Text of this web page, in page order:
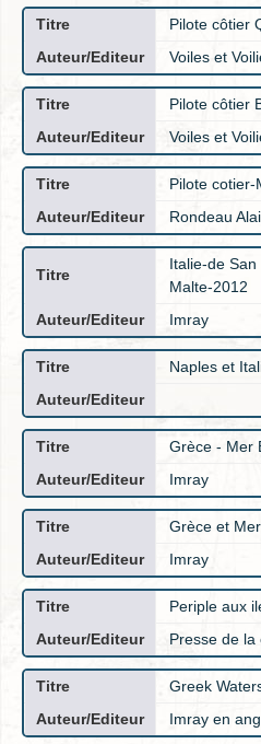
Pilote côtier
Voiles et
Pilote côtier
Voiles et
Pilote cotier-
Rondeau
Italie-de
Malte-2012
Imray
Naples et
Grèce - Mer
Imray
Grèce et
Imray
Periple aux
Presse de la
Greek
Imray en